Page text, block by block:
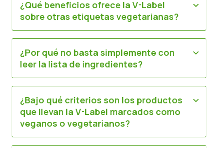
Noticias
Material de prensa
¿Qué beneficios ofrece la V-Label
sobre otras etiquetas vegetarianas?
¿Por qué no basta simplemente con
leer la lista de ingredientes?
¿Bajo qué criterios son los productos
que llevan la V-Label marcados como
veganos o vegetarianos?